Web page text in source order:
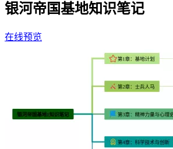
银河帝国基地知识笔记
在线预览